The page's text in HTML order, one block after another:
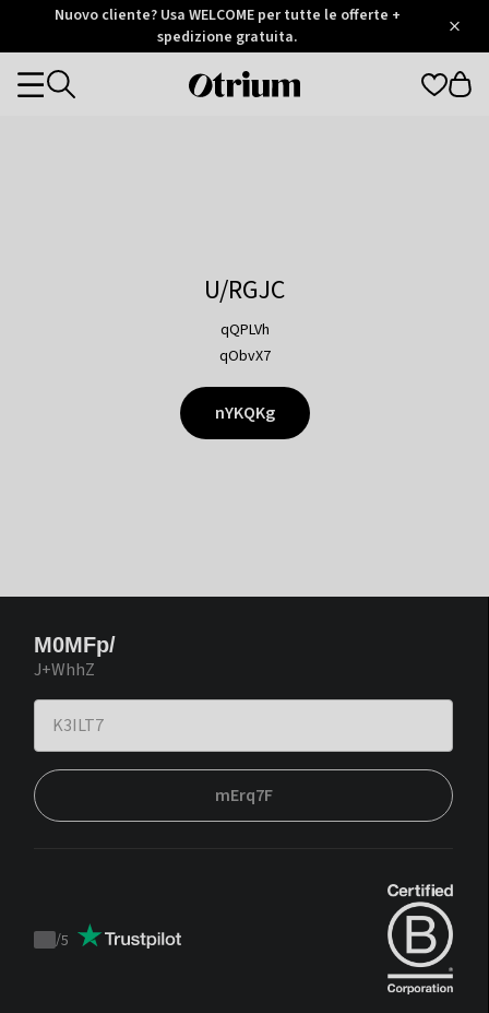
Otrium
Trustpilot
Nuovo cliente? Usa WELCOME per tutte le offerte +
spedizione gratuita.
Otrium
Categories
U/RGJC
qQPLVh
qObvX7
nYKQKg
M0MFp/
J+WhhZ
mErq7F
Trustpilot
/5